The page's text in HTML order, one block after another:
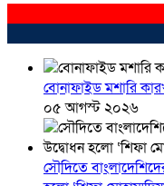
বোনাফাইড মশারি
০৫ আগস্ট ২০২৬
সৌদিতে